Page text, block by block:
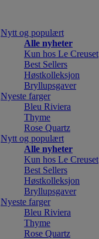
Nytt og populært
Alle nyheter
Kun hos Le Creuset
Best Sellers
Høstkolleksjon
Bryllupsgaver
Nyeste farger
Bleu Riviera
Thyme
Rose Quartz
Nytt og populært
Alle nyheter
Kun hos Le Creuset
Best Sellers
Høstkolleksjon
Bryllupsgaver
Nyeste farger
Bleu Riviera
Thyme
Rose Quartz